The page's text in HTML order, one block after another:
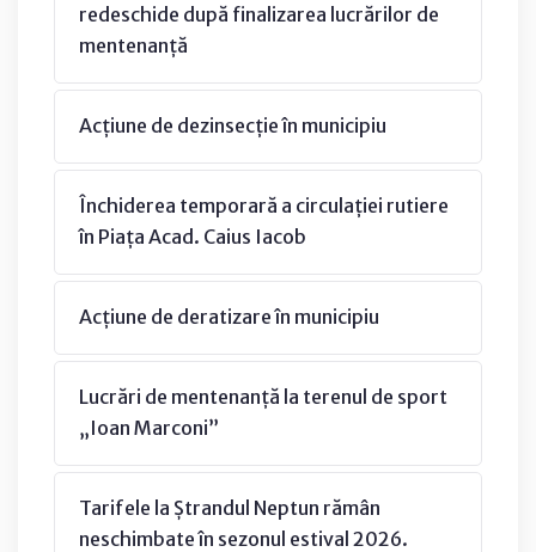
redeschide după finalizarea lucrărilor de
mentenanță
Acțiune de dezinsecție în municipiu
Închiderea temporară a circulației rutiere
în Piața Acad. Caius Iacob
Acțiune de deratizare în municipiu
Lucrări de mentenanță la terenul de sport
„Ioan Marconi”
Tarifele la Ștrandul Neptun rămân
neschimbate în sezonul estival 2026.